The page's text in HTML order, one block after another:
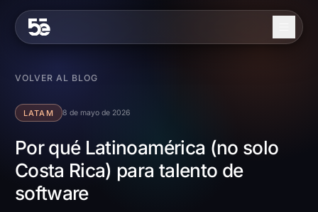
Nosotros
Servicios
Trabajo
Blog
VOLVER AL BLOG
LATAM 8 de mayo de 2026
Por qué Latinoamérica (no solo
Costa Rica) para talento de
software